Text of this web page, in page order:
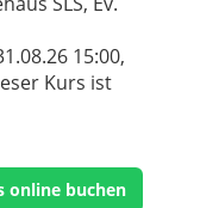
15:00,
Kurs ist
online buchen